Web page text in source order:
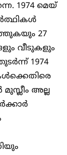
1974 മെയ്
27
വീടുകളും
1974
അല്ല